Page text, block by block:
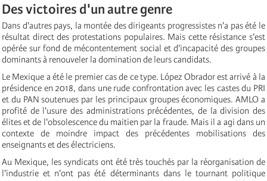
Des victoires d'un autre genre
Dans d'autres pays, la montée des dirigeants progressistes n'a pas été le
résultat direct des protestations populaires. Mais cette résistance s'est
opérée sur fond de mécontentement social et d'incapacité des groupes
dominants à renouveler la domination de leurs candidats.
Le Mexique a été le premier cas de ce type. López Obrador est arrivé à la
présidence en 2018, dans une rude confrontation avec les castes du PRI
et du PAN soutenues par les principaux groupes économiques. AMLO a
profité de l'usure des administrations précédentes, de la division des
élites et de l'obsolescence du maitien par la fraude. Mais il a agi dans un
contexte de moindre impact des précédentes mobilisations des
enseignants et des électriciens.
Au Mexique, les syndicats ont été très touchés par la réorganisation de
l'industrie et n'ont pas été déterminants dans le tournant politique